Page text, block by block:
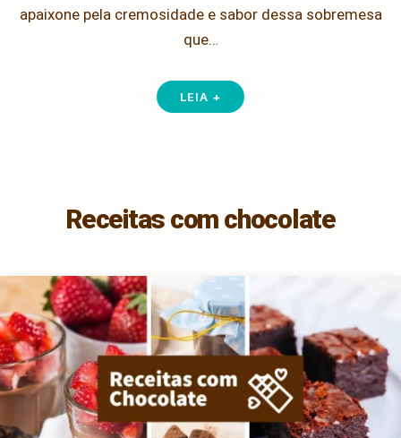
apaixone pela cremosidade e sabor dessa sobremesa
que…
LEIA +
Receitas com chocolate